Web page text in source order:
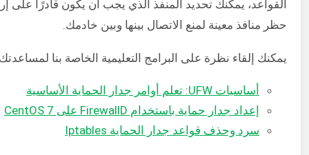
القواعد، يمكنك تحديد المنفذ الذي يجب أن يكون قادرًا
حظر منافذ معينة لمنع الاتصال بينها وبين خادمك.
يمكنك إلقاء نظرة على البرامج التعليمية الخاصة بنا
أساسيات UFW: تعلم أوامر جدار الحماية الأساسية
إعداد جدار حماية باستخدام FirewallD على CentOS 7
سرد وحذف قواعد جدار الحماية Iptables